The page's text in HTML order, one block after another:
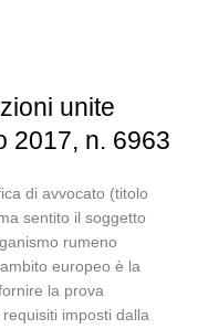
unite
2017, n. 6963
di avvocato (titolo
sentito il soggetto
rumeno
europeo è la
la prova
imposti dalla